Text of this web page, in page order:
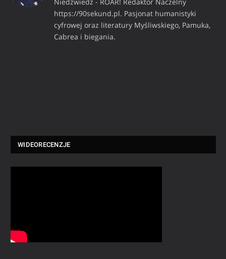
https://90sekund.pl. Pasjonat humanistyki
cyfrowej oraz literatury Myśliwskiego, Pamuka,
Cabrea i biegania.
WIDEORECENZJE